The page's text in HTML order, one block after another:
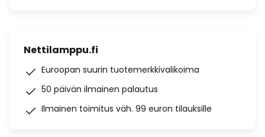
Nettilamppu.fi
Euroopan suurin tuotemerkkivalikoima
50 päivän ilmainen palautus
Ilmainen toimitus väh. 99 euron tilauksille